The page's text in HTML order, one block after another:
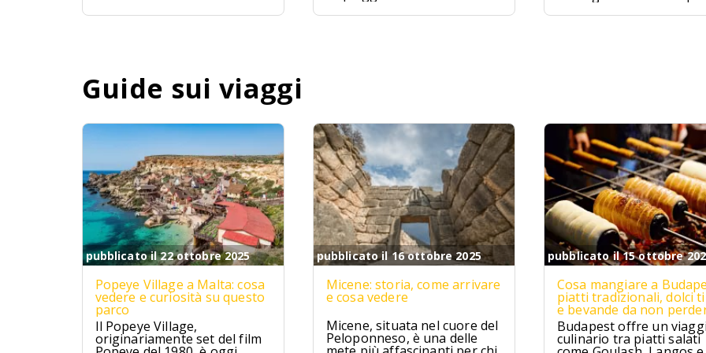
Maldive sono proprio
questo, un sogno che si
famose d'Italia. Situata
nell'Arcipelago della
Guide sui viaggi
pubblicato il 22 ottobre 2025
Popeye Village a Malta: cosa
vedere e curiosità su questo
parco
Il Popeye Village,
originariamente set del film
pubblicato il 16 ottobre 2025
Micene: storia, come arrivare
e cosa vedere
Micene, situata nel cuore del
Peloponneso, è una delle
pubblicato il 15 ottobre
Cosa mangiare a
piatti tradizionali, dolci
e bevande da non
Budapest offre un
culinario tra piatti salati